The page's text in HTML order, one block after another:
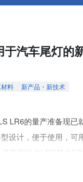
汽车尾灯的
料 新产品・新技术
LR6的量产准备现已
设计，便于使用，
新型红色LED符合